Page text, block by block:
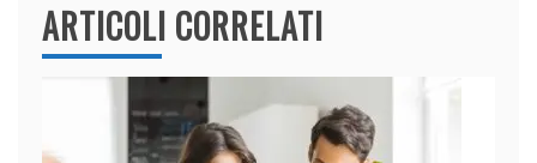
ARTICOLI CORRELATI